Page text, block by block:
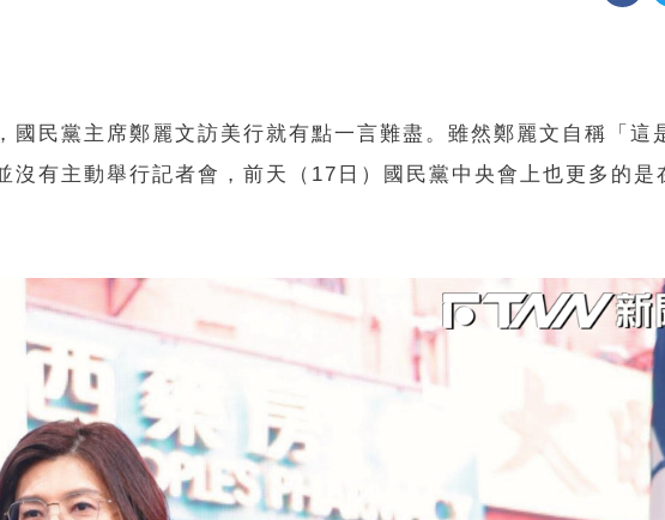
民黨主席鄭麗文訪美行就有點一言難盡。雖然鄭麗文自稱「這
沒有主動舉行記者會，前天（17日）國民黨中央會上也更多的是